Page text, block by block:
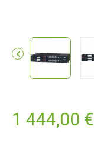

1 444,00 €